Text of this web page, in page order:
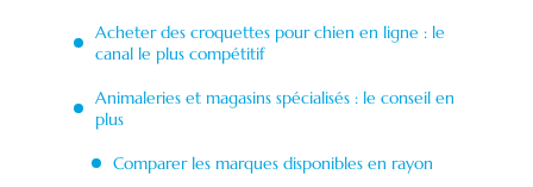
Acheter des croquettes pour chien en ligne : le
canal le plus compétitif
Animaleries et magasins spécialisés : le conseil en
plus
Comparer les marques disponibles en rayon